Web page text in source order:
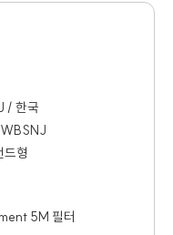
/ 한국
WBSNJ
드형
5M 필터